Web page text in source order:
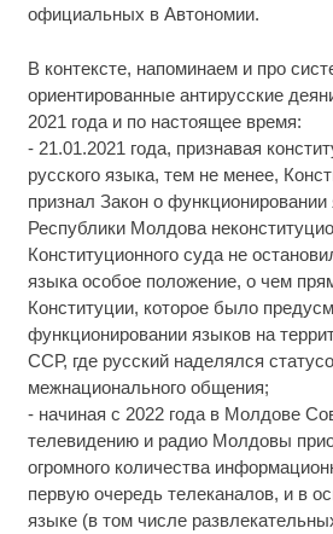
официальных в Автономии.
В контексте, напоминаем и про
ориентированные антирусские
2021 года и по настоящее время:
- 21.01.2021 года, признавая
русского языка, тем не менее,
признал Закон о функционировании
Республики Молдова
Конституционного суда не
языка особое положение, о чем
Конституции, которое было
функционировании языков на
ССР, где русский наделялся
межнационального общения;
- начиная с 2022 года в Молдове
телевидению и радио Молдовы
огромного количества
первую очередь телеканалов, и в
языке (в том числе